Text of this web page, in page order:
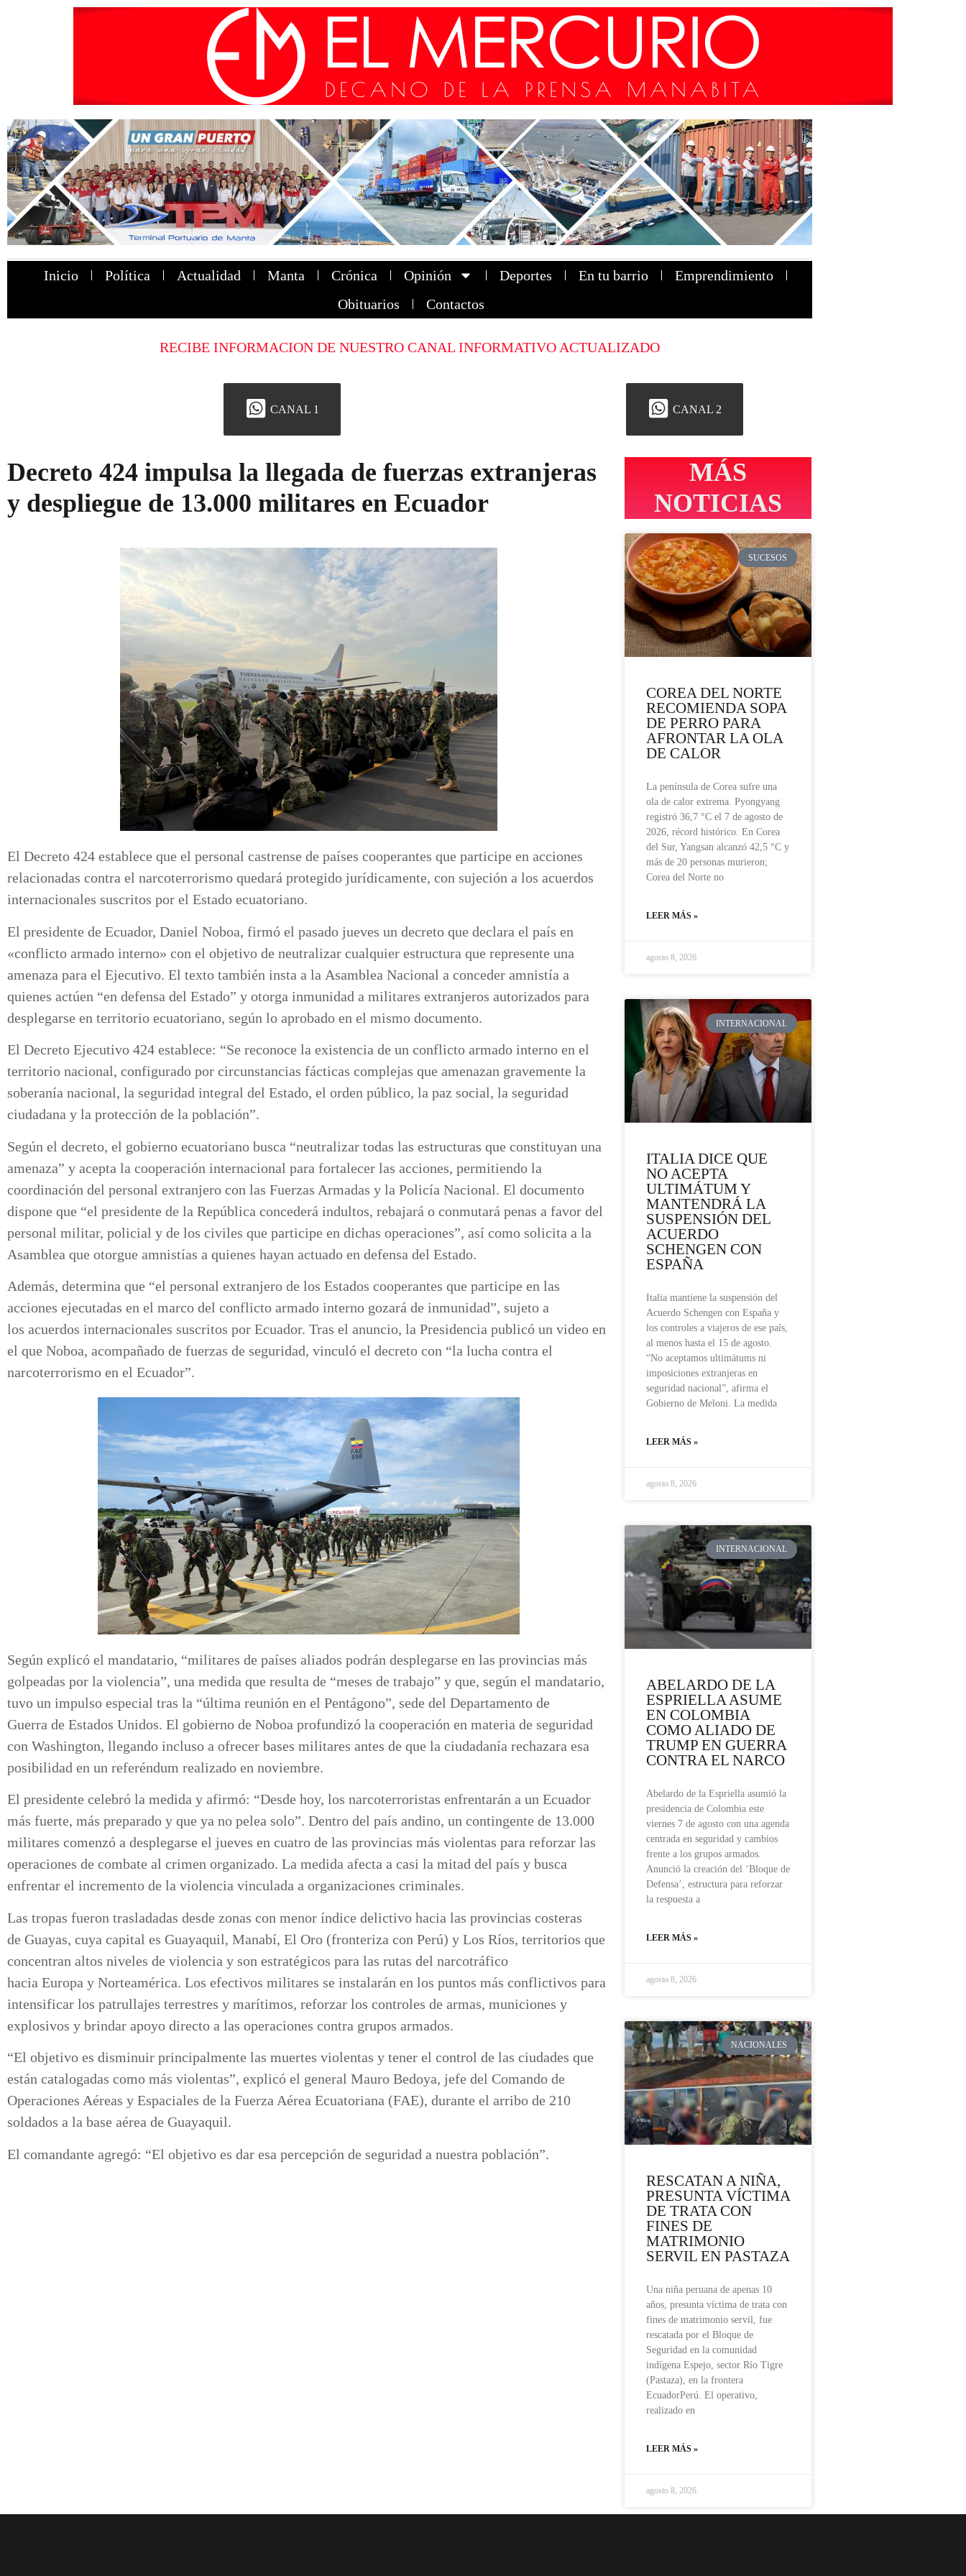
Inicio Política Actualidad Manta Crónica Opinión Deportes En tu barrio
Emprendimiento
Obituarios
Contactos
RECIBE INFORMACION DE NUESTRO CANAL INFORMATIVO ACTUALIZADO
CANAL 1 CANAL 2
Decreto 424 impulsa la llegada de fuerzas extranjeras
y despliegue de 13.000 militares en Ecuador
El Decreto 424 establece que el personal castrense de países cooperantes que participe en acciones
relacionadas contra el narcoterrorismo quedará protegido jurídicamente, con sujeción a los acuerdos
internacionales suscritos por el Estado ecuatoriano.
El presidente de Ecuador, Daniel Noboa, firmó el pasado jueves un decreto que declara el país en
«conflicto armado interno» con el objetivo de neutralizar cualquier estructura que represente una
amenaza para el Ejecutivo. El texto también insta a la Asamblea Nacional a conceder amnistía a
quienes actúen “en defensa del Estado” y otorga inmunidad a militares extranjeros autorizados para
desplegarse en territorio ecuatoriano, según lo aprobado en el mismo documento.
El Decreto Ejecutivo 424 establece: “Se reconoce la existencia de un conflicto armado interno en el
territorio nacional, configurado por circunstancias fácticas complejas que amenazan gravemente la
soberanía nacional, la seguridad integral del Estado, el orden público, la paz social, la seguridad
ciudadana y la protección de la población”.
Según el decreto, el gobierno ecuatoriano busca “neutralizar todas las estructuras que constituyan una
amenaza” y acepta la cooperación internacional para fortalecer las acciones, permitiendo la
coordinación del personal extranjero con las Fuerzas Armadas y la Policía Nacional. El documento
dispone que “el presidente de la República concederá indultos, rebajará o conmutará penas a favor del
personal militar, policial y de los civiles que participe en dichas operaciones”, así como solicita a la
Asamblea que otorgue amnistías a quienes hayan actuado en defensa del Estado.
Además, determina que “el personal extranjero de los Estados cooperantes que participe en las
acciones ejecutadas en el marco del conflicto armado interno gozará de inmunidad”, sujeto a
los acuerdos internacionales suscritos por Ecuador. Tras el anuncio, la Presidencia publicó un video en
el que Noboa, acompañado de fuerzas de seguridad, vinculó el decreto con “la lucha contra el
narcoterrorismo en el Ecuador”.
Según explicó el mandatario, “militares de países aliados podrán desplegarse en las provincias más
golpeadas por la violencia”, una medida que resulta de “meses de trabajo” y que, según el mandatario,
tuvo un impulso especial tras la “última reunión en el Pentágono”, sede del Departamento de
Guerra de Estados Unidos. El gobierno de Noboa profundizó la cooperación en materia de seguridad
con Washington, llegando incluso a ofrecer bases militares antes de que la ciudadanía rechazara esa
posibilidad en un referéndum realizado en noviembre.
El presidente celebró la medida y afirmó: “Desde hoy, los narcoterroristas enfrentarán a un Ecuador
más fuerte, más preparado y que ya no pelea solo”. Dentro del país andino, un contingente de 13.000
militares comenzó a desplegarse el jueves en cuatro de las provincias más violentas para reforzar las
operaciones de combate al crimen organizado. La medida afecta a casi la mitad del país y busca
enfrentar el incremento de la violencia vinculada a organizaciones criminales.
Las tropas fueron trasladadas desde zonas con menor índice delictivo hacia las provincias costeras
de Guayas, cuya capital es Guayaquil, Manabí, El Oro (fronteriza con Perú) y Los Ríos, territorios que
concentran altos niveles de violencia y son estratégicos para las rutas del narcotráfico
hacia Europa y Norteamérica. Los efectivos militares se instalarán en los puntos más conflictivos para
intensificar los patrullajes terrestres y marítimos, reforzar los controles de armas, municiones y
explosivos y brindar apoyo directo a las operaciones contra grupos armados.
“El objetivo es disminuir principalmente las muertes violentas y tener el control de las ciudades que
están catalogadas como más violentas”, explicó el general Mauro Bedoya, jefe del Comando de
Operaciones Aéreas y Espaciales de la Fuerza Aérea Ecuatoriana (FAE), durante el arribo de 210
soldados a la base aérea de Guayaquil.
El comandante agregó: “El objetivo es dar esa percepción de seguridad a nuestra población”.
MÁS
NOTICIAS
SUCESOS
COREA DEL NORTE
RECOMIENDA SOPA
DE PERRO PARA
AFRONTAR LA OLA
DE CALOR
La península de Corea sufre una
ola de calor extrema. Pyongyang
registró 36,7 °C el 7 de agosto de
2026, récord histórico. En Corea
del Sur, Yangsan alcanzó 42,5 °C y
más de 20 personas murieron;
Corea del Norte no
LEER MÁS »
agosto 8, 2026
INTERNACIONAL
ITALIA DICE QUE
NO ACEPTA
ULTIMÁTUM Y
MANTENDRÁ LA
SUSPENSIÓN DEL
ACUERDO
SCHENGEN CON
ESPAÑA
Italia mantiene la suspensión del
Acuerdo Schengen con España y
los controles a viajeros de ese país,
al menos hasta el 15 de agosto.
“No aceptamos ultimátums ni
imposiciones extranjeras en
seguridad nacional”, afirma el
Gobierno de Meloni. La medida
LEER MÁS »
agosto 8, 2026
INTERNACIONAL
ABELARDO DE LA
ESPRIELLA ASUME
EN COLOMBIA
COMO ALIADO DE
TRUMP EN GUERRA
CONTRA EL NARCO
Abelardo de la Espriella asumió la
presidencia de Colombia este
viernes 7 de agosto con una agenda
centrada en seguridad y cambios
frente a los grupos armados.
Anunció la creación del ‘Bloque de
Defensa’, estructura para reforzar
la respuesta a
LEER MÁS »
agosto 8, 2026
NACIONALES
RESCATAN A NIÑA,
PRESUNTA VÍCTIMA
DE TRATA CON
FINES DE
MATRIMONIO
SERVIL EN PASTAZA
Una niña peruana de apenas 10
años, presunta víctima de trata con
fines de matrimonio servil, fue
rescatada por el Bloque de
Seguridad en la comunidad
indígena Espejo, sector Río Tigre
(Pastaza), en la frontera
EcuadorPerú. El operativo,
realizado en
LEER MÁS »
agosto 8, 2026